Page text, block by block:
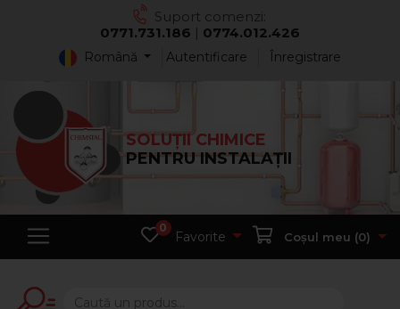
Suport comenzi:
0771.731.186 | 0774.012.426
Română Autentificare Înregistrare
SOLUȚII CHIMICE
PENTRU INSTALAȚII
0
Favorite Coșul meu (0)